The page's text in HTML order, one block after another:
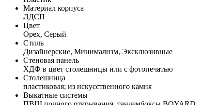
Материал корпуса
ЛДСП
Цвет
Орех, Серый
Стиль
Дизайнерские, Минимализм, Эксклюзивные
Стеновая панель
ХДФ в цвет столешницы или с фотопечатью
Столешница
пластиковая; из искусственного камня
Выкатные системы